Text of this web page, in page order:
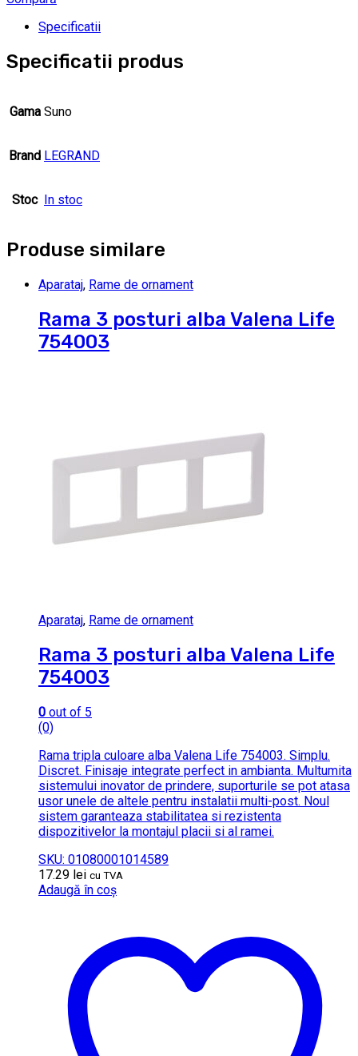
Specificatii
Specificatii produs
Gama Suno
Brand LEGRAND
Stoc In stoc
Produse similare
Aparataj, Rame de ornament
Rama 3 posturi alba Valena Life
754003
Aparataj, Rame de ornament
Rama 3 posturi alba Valena Life
754003
0 out of 5
(0)
Rama tripla culoare alba Valena Life 754003. Simplu.
Discret. Finisaje integrate perfect in ambianta. Multumita
sistemului inovator de prindere, suporturile se pot atasa
usor unele de altele pentru instalatii multi-post. Noul
sistem garanteaza stabilitatea si rezistenta
dispozitivelor la montajul placii si al ramei.
SKU: 01080001014589
17.29 lei cu TVA
Adaugă în coș